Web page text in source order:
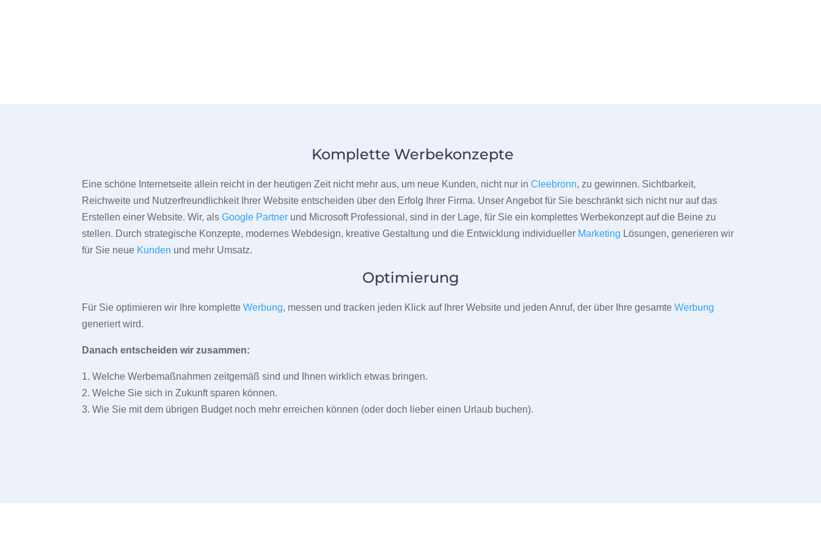
Komplette Werbekonzepte
Eine schöne Internetseite allein reicht in der heutigen Zeit nicht mehr aus, um neue Kunden, nicht nur inCleebronn, zu gewinnen. Sichtbarkeit,
Reichweite und Nutzerfreundlichkeit Ihrer Website entscheiden über den Erfolg Ihrer Firma. Unser Angebot für Sie beschränkt sich nicht nur auf das
Erstellen einer Website. Wir, alsGoogle Partner und Microsoft Professional, sind in der Lage, für Sie ein komplettes Werbekonzept auf die Beine zu
stellen. Durch strategische Konzepte, modernes Webdesign, kreative Gestaltung und die Entwicklung individueller Marketing Lösungen, generieren wir
für Sie neue Kunden und mehr Umsatz.
Optimierung
Für Sie optimieren wir Ihre kompletteWerbung, messen und tracken jeden Klick auf Ihrer Website und jeden Anruf, der über Ihre gesamteWerbung
generiert wird.
Danach entscheiden wir zusammen:
1. Welche Werbemaßnahmen zeitgemäß sind und Ihnen wirklich etwas bringen.
2. Welche Sie sich in Zukunft sparen können.
3. Wie Sie mit dem übrigen Budget noch mehr erreichen können (oder doch lieber einen Urlaub buchen).